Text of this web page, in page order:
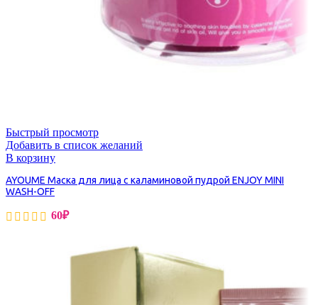
Быстрый просмотр
Добавить в список желаний
В корзину
AYOUME Маска для лица с каламиновой пудрой ENJOY MINI
WASH-OFF
60₽